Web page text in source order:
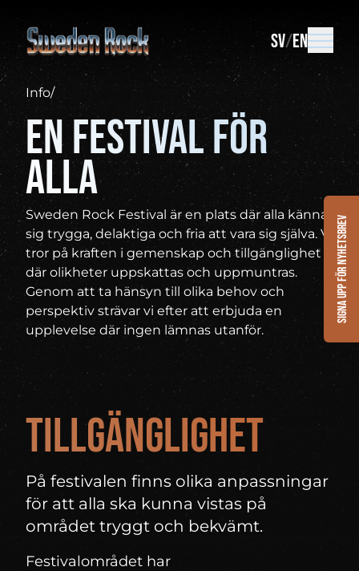
SV EN
Info/
En festival för
alla
Sweden Rock Festival är en plats där alla känna
sig trygga, delaktiga och fria att vara sig själva. Vi
tror på kraften i gemenskap och tillgänglighet –
där olikheter uppskattas och uppmuntras.
Genom att ta hänsyn till olika behov och
perspektiv strävar vi efter att erbjuda en
upplevelse där ingen lämnas utanför.
Tillgänglighet
På festivalen finns olika anpassningar
för att alla ska kunna vistas på
området tryggt och bekvämt.
Festivalområdet har
Signa upp för nyhetsbrev